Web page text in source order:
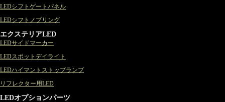
LEDシフトゲートパネル
LEDシフトノブリング
エクステリアLED
LEDサイドマーカー
LEDスポットデイライト
LEDハイマントストップランプ
リフレクター用LED
LEDオプションパーツ